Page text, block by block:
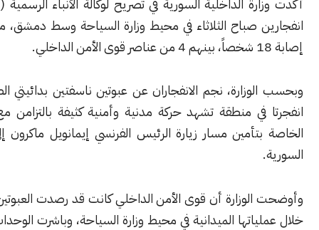
الداخلية السورية في تصريح لوكالة الأنباء الرسمية (سانا) وقوع
صباح الثلاثاء في محيط وزارة السياحة وسط دمشق، ما أسفر عن
نجم الانفجاران عن عبوتين ناسفتين بدائيتي الصنع نسبياً،
في منطقة تشهد حركة مدنية وأمنية كثيفة بالتزامن مع الإجراءات
مسار زيارة الرئيس الفرنسي إيمانويل ماكرون إلى العاصمة
أن قوى الأمن الداخلي كانت قد رصدت العبوتين الناسفتين
الميدانية في محيط وزارة السياحة، وباشرت الوحدات المختصة